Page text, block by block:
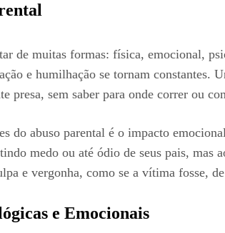
de muitas formas: física, emocional,
e humilhação se tornam constantes.
presa, sem saber para onde correr ou
do abuso parental é o impacto
medo ou até ódio de seus pais,
e vergonha, como se a vítima fosse,
e Emocionais